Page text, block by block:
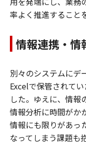
率よく推進すること
情報連携・情
別々のシステムにデ
Excelで保管されて
した。ゆえに、情報
情報分析に時間がか
情報にも限りがあっ
なってしまう課題も